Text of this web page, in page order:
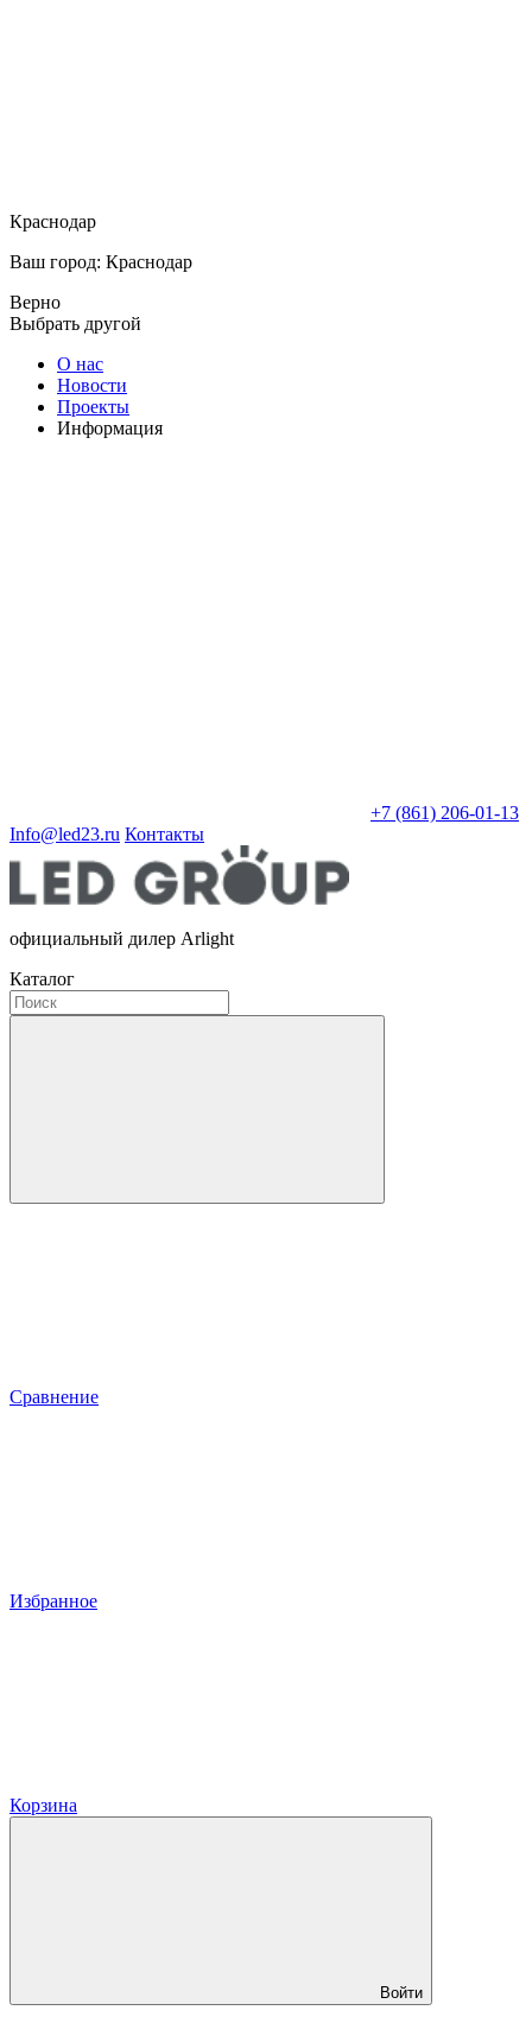
Краснодар
Ваш город: Краснодар
Верно
Выбрать другой
О нас
Новости
Проекты
Информация
+7 (861) 206-01-13
Info@led23.ru Контакты
официальный дилер Arlight
Каталог
Сравнение
Избранное
Корзина
Войти